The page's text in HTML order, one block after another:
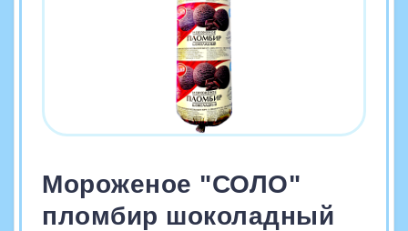
Мороженое "СОЛО"
пломбир шоколадный